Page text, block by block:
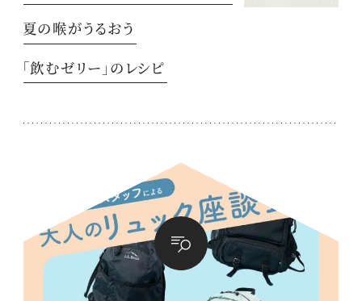
夏の喉がうるおう
「飲むゼリー」のレシピ